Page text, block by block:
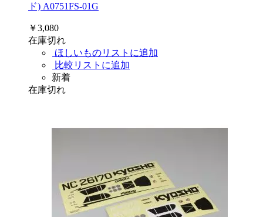
ド) A0751FS-01G
￥3,080
在庫切れ
ほしいものリストに追加
比較リストに追加
新着
在庫切れ